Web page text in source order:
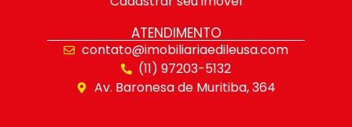
ATENDIMENTO
contato@imobiliariaedileusa.com
(11) 97203-5132
Av. Baronesa de Muritiba, 364